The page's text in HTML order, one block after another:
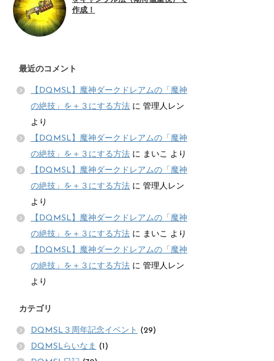
作成！
最近のコメント
【DQMSL】魔神ダークドレアムの「魔神
の絶技」を＋３にする方法 に 管理人レン
より
【DQMSL】魔神ダークドレアムの「魔神
の絶技」を＋３にする方法 に まいこ より
【DQMSL】魔神ダークドレアムの「魔神
の絶技」を＋３にする方法 に 管理人レン
より
【DQMSL】魔神ダークドレアムの「魔神
の絶技」を＋３にする方法 に まいこ より
【DQMSL】魔神ダークドレアムの「魔神
の絶技」を＋３にする方法 に 管理人レン
より
カテゴリ
DQMSL３周年記念イベント (29)
DQMSLらいなま (1)